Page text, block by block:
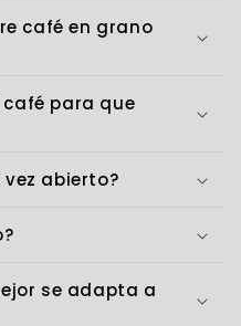
café en grano
café para que
abierto?
se adapta a